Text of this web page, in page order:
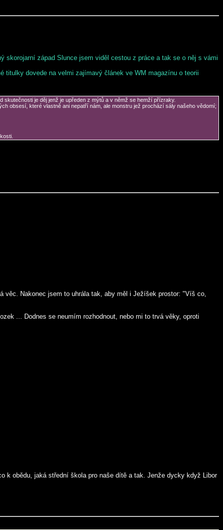
skorojarní západ Slunce jsem viděl cestou z práce a tak se o něj s vámi
titulky dovede na velmi zajímavý článek ve WM magazínu o teorii
je děj jenž je upředen z mýtů a v němž se hemží přízraky.
obsesí, které vlastně ani nepatří nám, ale monstru jež prochází sály našeho vědomí;
věc. Nakonec jsem to uhrála tak, aby měl i Ježíšek prostor: "Víš co,
... Dodnes se neumím rozhodnout, nebo mi to trvá věky, oproti
k obědu, jaká střední škola pro naše dítě a tak. Jenže dycky když Libor